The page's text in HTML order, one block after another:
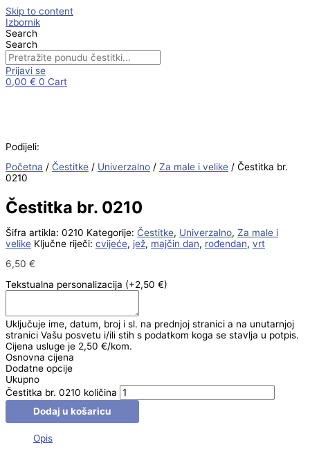
Skip to content
Izbornik
Search
Search
Prijavi se
0,00 € 0 Cart
Podijeli:
Početna / Čestitke / Univerzalno / Za male i velike / Čestitka br.
0210
Čestitka br. 0210
Šifra artikla: 0210 Kategorije: Čestitke, Univerzalno, Za male i
velike Ključne riječi: cvijeće, jež, majčin dan, rođendan, vrt
6,50 €
Tekstualna personalizacija (+2,50 €)
Uključuje ime, datum, broj i sl. na prednjoj stranici a na unutarnjoj
stranici Vašu posvetu i/ili stih s podatkom koga se stavlja u potpis.
Cijena usluge je 2,50 €/kom.
Osnovna cijena
Dodatne opcije
Ukupno
Čestitka br. 0210 količina
Dodaj u košaricu
Opis